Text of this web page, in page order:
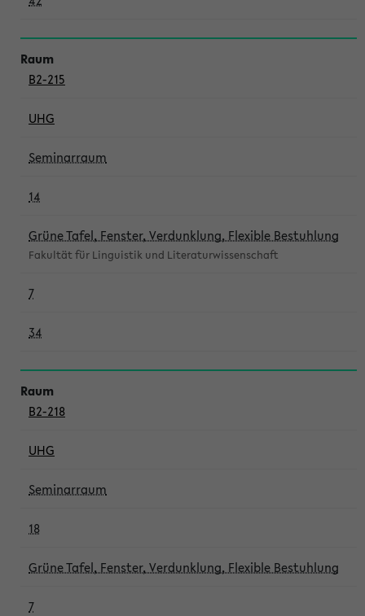
B2-215
UHG
Seminarraum
14
Grüne Tafel, Fenster, Verdunklung, Flexible Bestuhlung
Fakultät für Linguistik und Literaturwissenschaft
7
34
B2-218
UHG
Seminarraum
18
Grüne Tafel, Fenster, Verdunklung, Flexible Bestuhlung
7